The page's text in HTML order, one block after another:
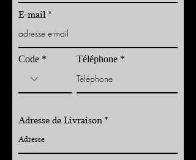
E-mail
Code Téléphone
Adresse de Livraison